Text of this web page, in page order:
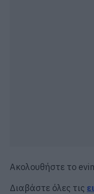
Ακολουθήστε το
Διαβάστε όλες τις